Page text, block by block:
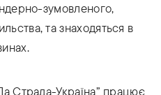
зумовленого,
та знаходяться в
Страда-Україна” працює